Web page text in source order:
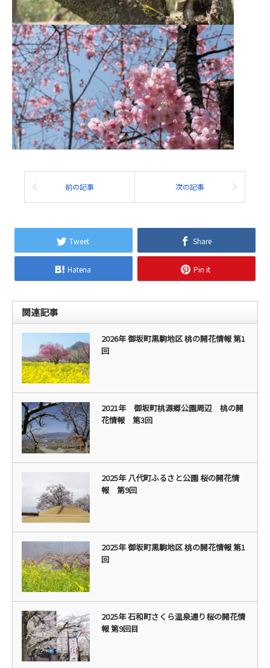
前の記事 次の記事
Tweet Share
Hatena Pin it
関連記事
2026年 御坂町黒駒地区 桃の開花情報 第1
回
2021年 御坂町桃源郷公園周辺 桃の開
花情報 第3回
2025年 八代町ふるさと公園 桜の開花情
報 第9回
2025年 御坂町黒駒地区 桃の開花情報 第1
回
2025年 石和町さくら温泉通り桜の開花情
報 第9回目